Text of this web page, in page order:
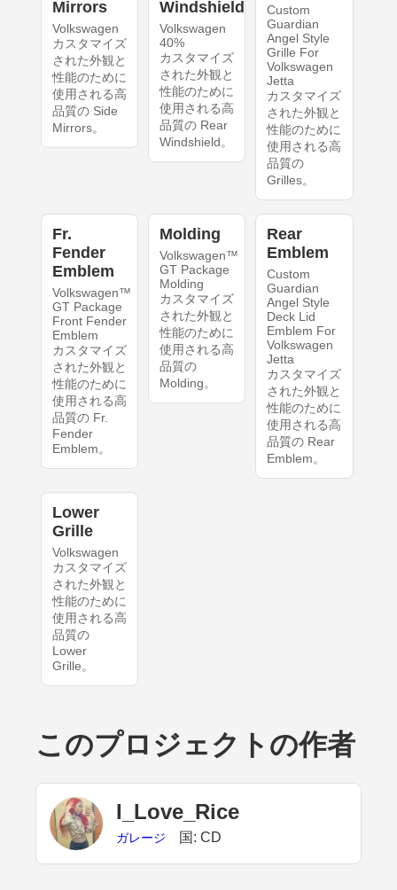
Mirrors
Volkswagen
カスタマイズ
された外観と
性能のために
使用される高
品質の Side
Mirrors。
Windshield
Volkswagen
40%
カスタマイズ
された外観と
性能のために
使用される高
品質の Rear
Windshield。
Custom
Guardian
Angel Style
Grille For
Volkswagen
Jetta
カスタマイズ
された外観と
性能のために
使用される高
品質の
Grilles。
Fr.
Fender
Emblem
Volkswagen™
GT Package
Front Fender
Emblem
カスタマイズ
された外観と
性能のために
使用される高
品質の Fr.
Fender
Emblem。
Molding
Volkswagen™
GT Package
Molding
カスタマイズ
された外観と
性能のために
使用される高
品質の
Molding。
Rear
Emblem
Custom
Guardian
Angel Style
Deck Lid
Emblem For
Volkswagen
Jetta
カスタマイズ
された外観と
性能のために
使用される高
品質の Rear
Emblem。
Lower
Grille
Volkswagen
カスタマイズ
された外観と
性能のために
使用される高
品質の
Lower
Grille。
このプロジェクトの作者
I_Love_Rice
ガレージ 国: CD